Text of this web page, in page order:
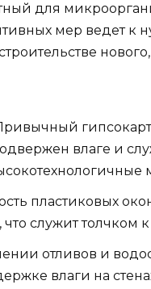
для
мер ведет к
влаге и
пластиковых
служит толчком
отливов и
влаги на